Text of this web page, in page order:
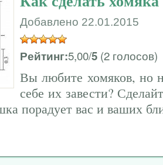
Добавлено 22.01.2015
Рейтинг:5,00/5 (2 голосов)
Вы любите хомяков, но
себе их завести?
порадует вас и ваших